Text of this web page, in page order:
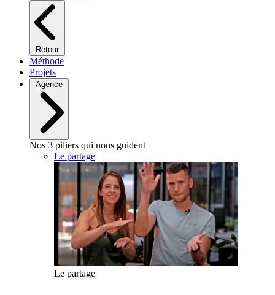
Retour
Méthode
Projets
Agence
Nos 3 piliers qui nous guident
Le partage
Le partage